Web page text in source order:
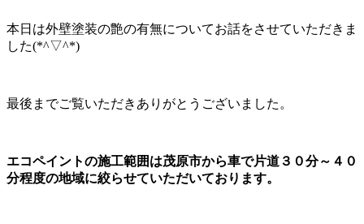
本日は外壁塗装の艶の有無についてお話をさせていただきま
した(*^▽^*)
最後までご覧いただきありがとうございました。
エコペイントの施工範囲は茂原市から車で片道３０分～４０
分程度の地域に絞らせていただいております。